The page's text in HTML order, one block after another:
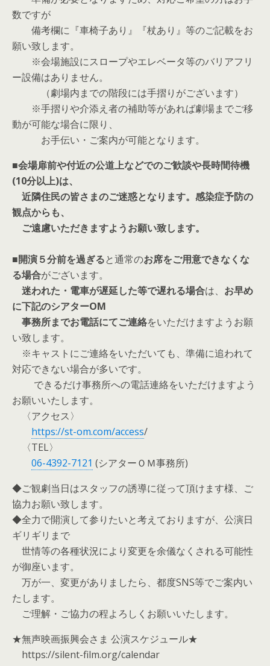
数ですが
備考欄に『車椅子あり』『杖あり』等のご記載をお
願い致します。
※会場施設にスロープやエレベータ等のバリアフリ
ー設備はありません。
（劇場内までの階段には手摺りがございます）
※手摺りや介添え者の補助等があれば劇場までご移
動が可能な場合に限り、
お手伝い・ご案内が可能となります。
■会場扉前や付近の公道上などでのご歓談や長時間待機
(10分以上)は、
近隣住民の皆さまのご迷惑となります。感染症予防の
観点からも、
ご遠慮いただきますようお願い致します。
■開演５分前を過ぎると通常のお席をご用意できなくな
る場合がございます。
迷われた・電車が遅延した等で遅れる場合は、 お早め
に下記のシアターOM
事務所までお電話にてご連絡をいただけますようお願
い致します。
※キャストにご連絡をいただいても、準備に追われて
対応できない場合が多いです。
できるだけ事務所への電話連絡をいただけますよう
お願いいたします。
〈アクセス〉
https://st-om.com/access/
〈TEL〉
06-4392-7121 (シアターＯＭ事務所)
◆ご観劇当日はスタッフの誘導に従って頂けます様、ご
協力お願い致します。
◆全力で開演して参りたいと考えておりますが、公演日
ギリギリまで
世情等の各種状況により変更を余儀なくされる可能性
が御座います。
万が一、変更がありましたら、都度SNS等でご案内い
たします。
ご理解・ご協力の程よろしくお願いいたします。
★無声映画振興会さま 公演スケジュール★
https://silent-film.org/calendar